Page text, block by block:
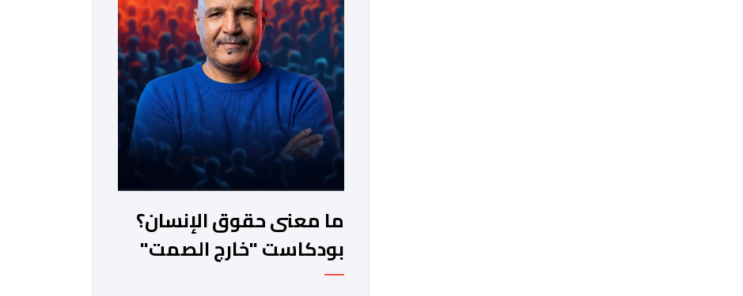
ما معنى حقوق الإنسان؟
بودكاست "خارج الصمت"
مع حكيم بلمداحي